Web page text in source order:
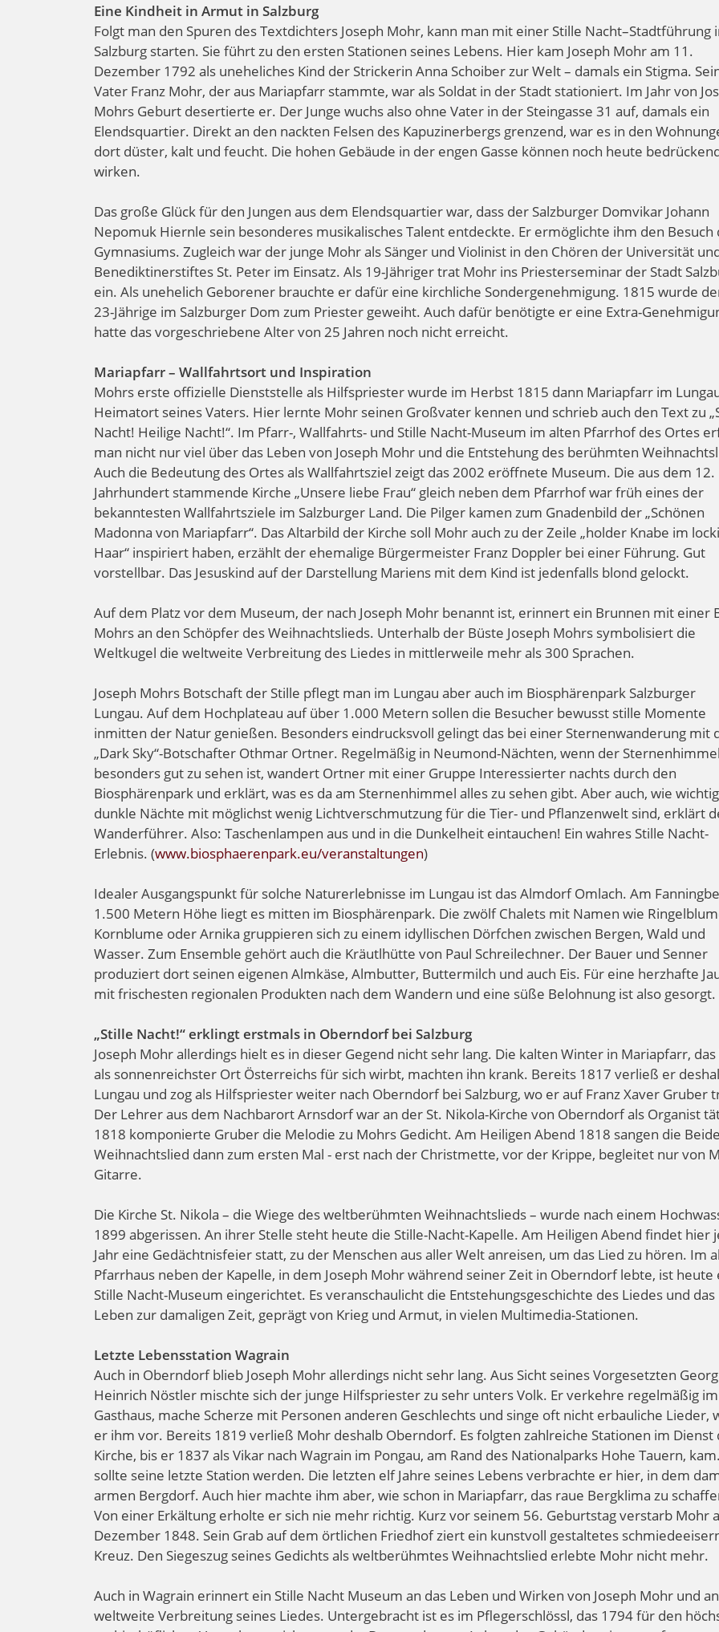
Eine Kindheit in Armut in Salzburg
Folgt man den Spuren des Textdichters Joseph Mohr, kann man mit einer Stille Nacht–Stadtführung
Salzburg starten. Sie führt zu den ersten Stationen seines Lebens. Hier kam Joseph Mohr am 11.
Dezember 1792 als uneheliches Kind der Strickerin Anna Schoiber zur Welt – damals ein Stigma.
Vater Franz Mohr, der aus Mariapfarr stammte, war als Soldat in der Stadt stationiert. Im Jahr von
Mohrs Geburt desertierte er. Der Junge wuchs also ohne Vater in der Steingasse 31 auf, damals ein
Elendsquartier. Direkt an den nackten Felsen des Kapuzinerbergs grenzend, war es in den
dort düster, kalt und feucht. Die hohen Gebäude in der engen Gasse können noch heute
wirken.
Das große Glück für den Jungen aus dem Elendsquartier war, dass der Salzburger Domvikar Johann
Nepomuk Hiernle sein besonderes musikalisches Talent entdeckte. Er ermöglichte ihm den Besuch
Gymnasiums. Zugleich war der junge Mohr als Sänger und Violinist in den Chören der Universität
Benediktinerstiftes St. Peter im Einsatz. Als 19-Jähriger trat Mohr ins Priesterseminar der Stadt
ein. Als unehelich Geborener brauchte er dafür eine kirchliche Sondergenehmigung. 1815 wurde
23-Jährige im Salzburger Dom zum Priester geweiht. Auch dafür benötigte er eine Extra-
hatte das vorgeschriebene Alter von 25 Jahren noch nicht erreicht.
Mariapfarr – Wallfahrtsort und Inspiration
Mohrs erste offizielle Dienststelle als Hilfspriester wurde im Herbst 1815 dann Mariapfarr im
Heimatort seines Vaters. Hier lernte Mohr seinen Großvater kennen und schrieb auch den Text zu
Nacht! Heilige Nacht!“. Im Pfarr-, Wallfahrts- und Stille Nacht-Museum im alten Pfarrhof des Ortes
man nicht nur viel über das Leben von Joseph Mohr und die Entstehung des berühmten
Auch die Bedeutung des Ortes als Wallfahrtsziel zeigt das 2002 eröffnete Museum. Die aus dem 12.
Jahrhundert stammende Kirche „Unsere liebe Frau“ gleich neben dem Pfarrhof war früh eines der
bekanntesten Wallfahrtsziele im Salzburger Land. Die Pilger kamen zum Gnadenbild der „Schönen
Madonna von Mariapfarr“. Das Altarbild der Kirche soll Mohr auch zu der Zeile „holder Knabe im
Haar“ inspiriert haben, erzählt der ehemalige Bürgermeister Franz Doppler bei einer Führung. Gut
vorstellbar. Das Jesuskind auf der Darstellung Mariens mit dem Kind ist jedenfalls blond gelockt.
Auf dem Platz vor dem Museum, der nach Joseph Mohr benannt ist, erinnert ein Brunnen mit einer
Mohrs an den Schöpfer des Weihnachtslieds. Unterhalb der Büste Joseph Mohrs symbolisiert die
Weltkugel die weltweite Verbreitung des Liedes in mittlerweile mehr als 300 Sprachen.
Joseph Mohrs Botschaft der Stille pflegt man im Lungau aber auch im Biosphärenpark Salzburger
Lungau. Auf dem Hochplateau auf über 1.000 Metern sollen die Besucher bewusst stille Momente
inmitten der Natur genießen. Besonders eindrucksvoll gelingt das bei einer Sternenwanderung mit
„Dark Sky“-Botschafter Othmar Ortner. Regelmäßig in Neumond-Nächten, wenn der Sternenhimmel
besonders gut zu sehen ist, wandert Ortner mit einer Gruppe Interessierter nachts durch den
Biosphärenpark und erklärt, was es da am Sternenhimmel alles zu sehen gibt. Aber auch, wie wichtig
dunkle Nächte mit möglichst wenig Lichtverschmutzung für die Tier- und Pflanzenwelt sind, erklärt
Wanderführer. Also: Taschenlampen aus und in die Dunkelheit eintauchen! Ein wahres Stille Nacht-
Erlebnis. (www.biosphaerenpark.eu/veranstaltungen)
Idealer Ausgangspunkt für solche Naturerlebnisse im Lungau ist das Almdorf Omlach. Am
1.500 Metern Höhe liegt es mitten im Biosphärenpark. Die zwölf Chalets mit Namen wie
Kornblume oder Arnika gruppieren sich zu einem idyllischen Dörfchen zwischen Bergen, Wald und
Wasser. Zum Ensemble gehört auch die Kräutlhütte von Paul Schreilechner. Der Bauer und Senner
produziert dort seinen eigenen Almkäse, Almbutter, Buttermilch und auch Eis. Für eine herzhafte
mit frischesten regionalen Produkten nach dem Wandern und eine süße Belohnung ist also gesorgt.
„Stille Nacht!“ erklingt erstmals in Oberndorf bei Salzburg
Joseph Mohr allerdings hielt es in dieser Gegend nicht sehr lang. Die kalten Winter in Mariapfarr,
als sonnenreichster Ort Österreichs für sich wirbt, machten ihn krank. Bereits 1817 verließ er
Lungau und zog als Hilfspriester weiter nach Oberndorf bei Salzburg, wo er auf Franz Xaver Gruber
Der Lehrer aus dem Nachbarort Arnsdorf war an der St. Nikola-Kirche von Oberndorf als Organist
1818 komponierte Gruber die Melodie zu Mohrs Gedicht. Am Heiligen Abend 1818 sangen die
Weihnachtslied dann zum ersten Mal - erst nach der Christmette, vor der Krippe, begleitet nur von
Gitarre.
Die Kirche St. Nikola – die Wiege des weltberühmten Weihnachtslieds – wurde nach einem
1899 abgerissen. An ihrer Stelle steht heute die Stille-Nacht-Kapelle. Am Heiligen Abend findet hier
Jahr eine Gedächtnisfeier statt, zu der Menschen aus aller Welt anreisen, um das Lied zu hören. Im
Pfarrhaus neben der Kapelle, in dem Joseph Mohr während seiner Zeit in Oberndorf lebte, ist heute
Stille Nacht-Museum eingerichtet. Es veranschaulicht die Entstehungsgeschichte des Liedes und das
Leben zur damaligen Zeit, geprägt von Krieg und Armut, in vielen Multimedia-Stationen.
Letzte Lebensstation Wagrain
Auch in Oberndorf blieb Joseph Mohr allerdings nicht sehr lang. Aus Sicht seines Vorgesetzten Georg
Heinrich Nöstler mischte sich der junge Hilfspriester zu sehr unters Volk. Er verkehre regelmäßig im
Gasthaus, mache Scherze mit Personen anderen Geschlechts und singe oft nicht erbauliche Lieder,
er ihm vor. Bereits 1819 verließ Mohr deshalb Oberndorf. Es folgten zahlreiche Stationen im Dienst
Kirche, bis er 1837 als Vikar nach Wagrain im Pongau, am Rand des Nationalparks Hohe Tauern,
sollte seine letzte Station werden. Die letzten elf Jahre seines Lebens verbrachte er hier, in dem
armen Bergdorf. Auch hier machte ihm aber, wie schon in Mariapfarr, das raue Bergklima zu
Von einer Erkältung erholte er sich nie mehr richtig. Kurz vor seinem 56. Geburtstag verstarb Mohr
Dezember 1848. Sein Grab auf dem örtlichen Friedhof ziert ein kunstvoll gestaltetes
Kreuz. Den Siegeszug seines Gedichts als weltberühmtes Weihnachtslied erlebte Mohr nicht mehr.
Auch in Wagrain erinnert ein Stille Nacht Museum an das Leben und Wirken von Joseph Mohr und
weltweite Verbreitung seines Liedes. Untergebracht ist es im Pflegerschlössl, das 1794 für den